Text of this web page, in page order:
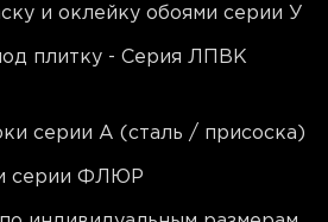
и оклейку обоями серии У
плитку - Серия ЛПВК
серии A (сталь / присоска)
серии ФЛЮР